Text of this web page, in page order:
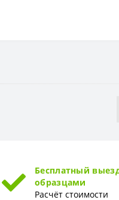
Бесплатный
образцами
Расчёт стоимости